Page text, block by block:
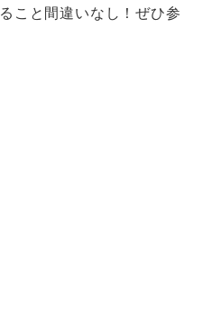
こと間違いなし！ぜひ参